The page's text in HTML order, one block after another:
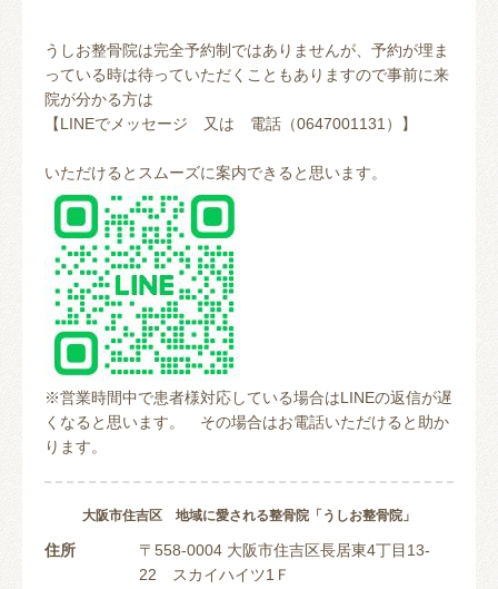
うしお整骨院は完全予約制ではありませんが、予約が埋ま
っている時は待っていただくこともありますので事前に来
院が分かる方は
【LINEでメッセージ 又は 電話（0647001131）】
いただけるとスムーズに案内できると思います。
※営業時間中で患者様対応している場合はLINEの返信が遅
くなると思います。 その場合はお電話いただけると助か
ります。
大阪市住吉区 地域に愛される整骨院「うしお整骨院」
住所
〒558-0004 大阪市住吉区長居東4丁目13-
22 スカイハイツ1Ｆ